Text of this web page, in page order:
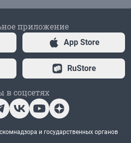
приложение
App Store
RuStore
в соцсетях
и государственных органов